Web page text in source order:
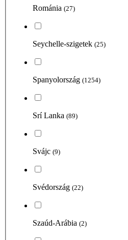
Románia (27)
Seychelle-szigetek (25)
Spanyolország (1254)
Srí Lanka (89)
Svájc (9)
Svédország (22)
Szaúd-Arábia (2)